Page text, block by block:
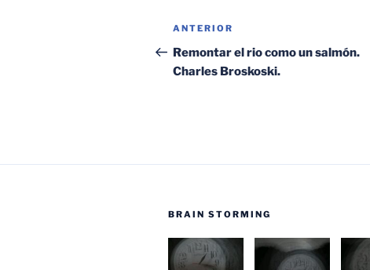
Navegación
de
entradas
Entrada
anterior:
ANTERIOR
Remontar el rio como un salmón.
Charles Broskoski.
BRAIN STORMING